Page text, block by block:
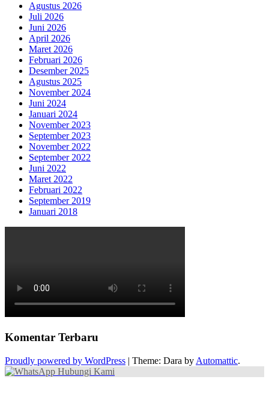
Agustus 2026
Juli 2026
Juni 2026
April 2026
Maret 2026
Februari 2026
Desember 2025
Agustus 2025
November 2024
Juni 2024
Januari 2024
November 2023
September 2023
November 2022
September 2022
Juni 2022
Maret 2022
Februari 2022
September 2019
Januari 2018
Komentar Terbaru
Proudly powered by WordPress | Theme: Dara by Automattic.
Hubungi Kami